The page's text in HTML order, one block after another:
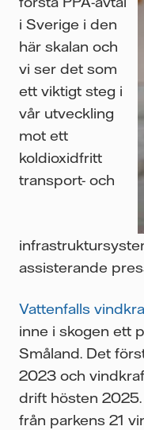
i Sverige i den
här skalan och
vi ser det som
ett viktigt steg i
vår utveckling
mot ett
koldioxidfritt
transport- och
assisterande
Vattenfalls
inne i skogen ett
Småland. Det
2023 och
drift hösten
från parkens 21